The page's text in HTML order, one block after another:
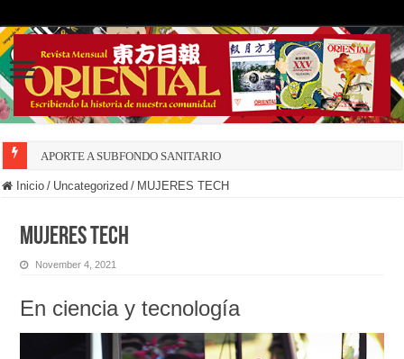
APORTE A SUBFONDO SANITARIO
Inicio / Uncategorized / MUJERES TECH
MUJERES TECH
November 4, 2021
En ciencia y tecnología